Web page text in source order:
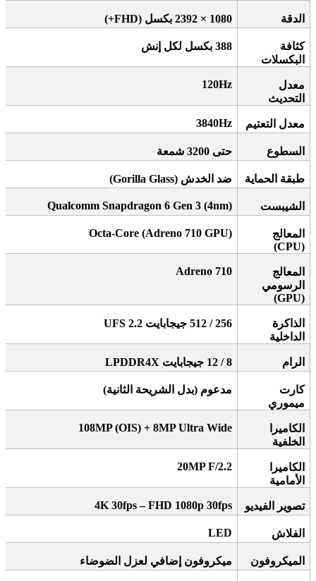
الدقة 1080 × 2392 بكسل (FHD+)
كثافة
البكسلات
388 بكسل لكل إنش
معدل
التحديث
120Hz
معدل التعتيم 3840Hz
السطوع حتى 3200 شمعة
طبقة الحماية ضد الخدش (Gorilla Glass)
الشيبست Qualcomm Snapdragon 6 Gen 3 (4nm)
المعالج
(CPU)
Octa-Core (Adreno 710 GPU)
المعالج
الرسومي
(GPU)
Adreno 710
الذاكرة
الداخلية
256 / 512 جيجابايت UFS 2.2
الرام 8 / 12 جيجابايت
كارت
ميموري
مدعوم (بدل الشريحة الثانية)
الكاميرا
الخلفية
108MP (OIS) + 8MP Ultra Wide
الكاميرا
الأمامية
20MP F/2.2
تصوير الفيديو 4K 30fps – FHD 1080p 30fps
الفلاش LED
الميكروفون ميكروفون إضافي لعزل الضوضاء